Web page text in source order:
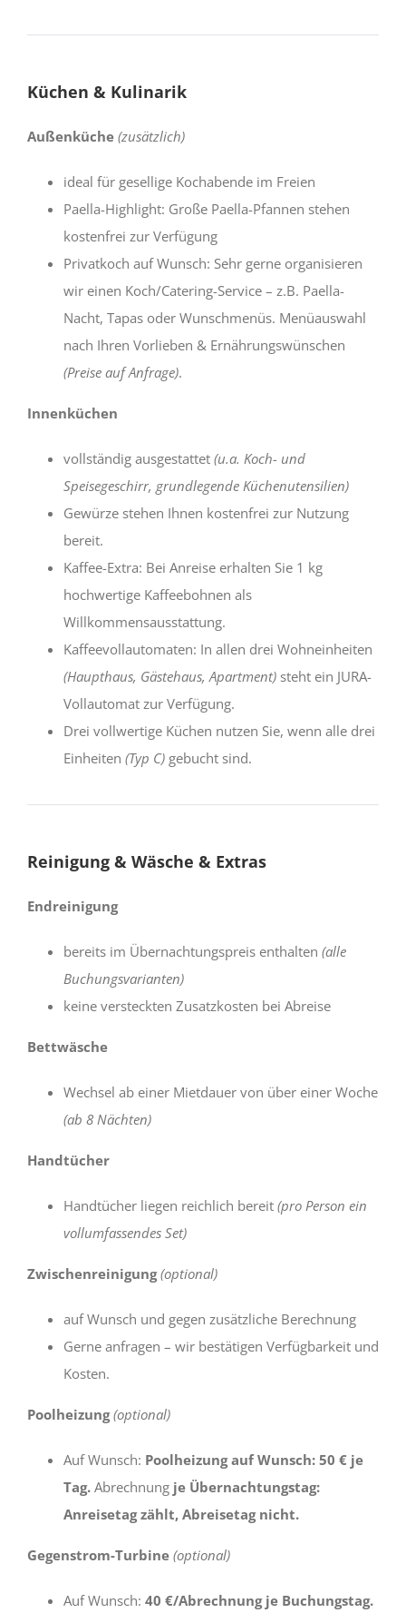
Küchen & Kulinarik
Außenküche (zusätzlich)
ideal für gesellige Kochabende im Freien
Paella-Highlight: Große Paella-Pfannen stehen
kostenfrei zur Verfügung
Privatkoch auf Wunsch: Sehr gerne organisieren
wir einen Koch/Catering-Service – z.B. Paella-
Nacht, Tapas oder Wunschmenüs. Menüauswahl
nach Ihren Vorlieben & Ernährungswünschen
(Preise auf Anfrage).
Innenküchen
vollständig ausgestattet (u.a. Koch- und
Speisegeschirr, grundlegende Küchenutensilien)
Gewürze stehen Ihnen kostenfrei zur Nutzung
bereit.
Kaffee-Extra: Bei Anreise erhalten Sie 1 kg
hochwertige Kaffeebohnen als
Willkommensausstattung.
Kaffeevollautomaten: In allen drei Wohneinheiten
(Haupthaus, Gästehaus, Apartment) steht ein JURA-
Vollautomat zur Verfügung.
Drei vollwertige Küchen nutzen Sie, wenn alle drei
Einheiten (Typ C) gebucht sind.
Reinigung & Wäsche & Extras
Endreinigung
bereits im Übernachtungspreis enthalten (alle
Buchungsvarianten)
keine versteckten Zusatzkosten bei Abreise
Bettwäsche
Wechsel ab einer Mietdauer von über einer Woche
(ab 8 Nächten)
Handtücher
Handtücher liegen reichlich bereit (pro Person ein
vollumfassendes Set)
Zwischenreinigung (optional)
auf Wunsch und gegen zusätzliche Berechnung
Gerne anfragen – wir bestätigen Verfügbarkeit und
Kosten.
Poolheizung (optional)
Auf Wunsch: Poolheizung auf Wunsch: 50 € je
Tag. Abrechnung je Übernachtungstag:
Anreisetag zählt, Abreisetag nicht.
Gegenstrom-Turbine (optional)
Auf Wunsch: 40 €/Abrechnung je Buchungstag.